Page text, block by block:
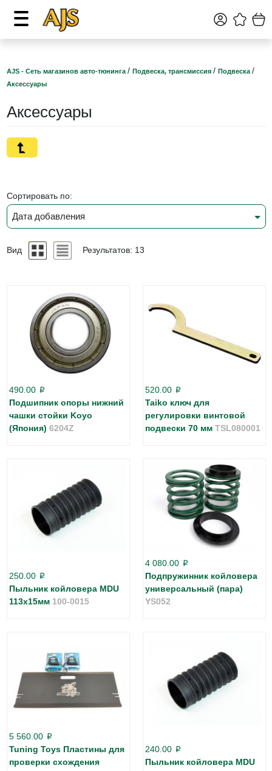
AJS - Сеть магазинов авто-тюнинга / Подвеска, трансмиссия / Подвеска /
Аксессуары
Аксессуары
Сортировать по:
Дата добавления
Вид Результатов: 13
490.00 p
Подшипник опоры нижний
чашки стойки Koyo
(Япония) 6204Z
520.00 p
Taiko ключ для
регулировки винтовой
подвески 70 мм TSL080001
250.00 p
Пыльник койловера MDU
113х15мм 100-0015
4 080.00 p
Подпружинник койловера
универсальный (пара)
YS052
5 560.00 p
Tuning Toys Пластины для
проверки схождения
240.00 p
Пыльник койловера MDU